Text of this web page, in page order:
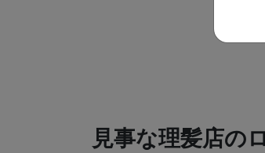
見事な理髪店の